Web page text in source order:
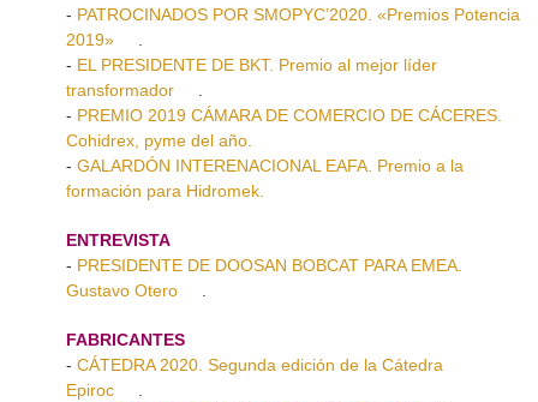
- PATROCINADOS POR SMOPYC’2020. «Premios Potencia
2019»
- EL PRESIDENTE DE BKT. Premio al mejor líder
transformador
- PREMIO 2019 CÁMARA DE COMERCIO DE CÁCERES.
Cohidrex, pyme del año.
- GALARDÓN INTERENACIONAL EAFA. Premio a la
formación para Hidromek.
ENTREVISTA
- PRESIDENTE DE DOOSAN BOBCAT PARA EMEA.
Gustavo Otero
FABRICANTES
- CÁTEDRA 2020. Segunda edición de la Cátedra
Epiroc